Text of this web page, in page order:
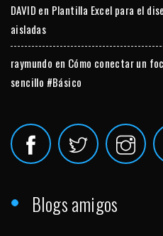
DAVID en Plantilla Excel para el
aisladas
raymundo en Cómo conectar un
sencillo #Básico
Blogs amigos